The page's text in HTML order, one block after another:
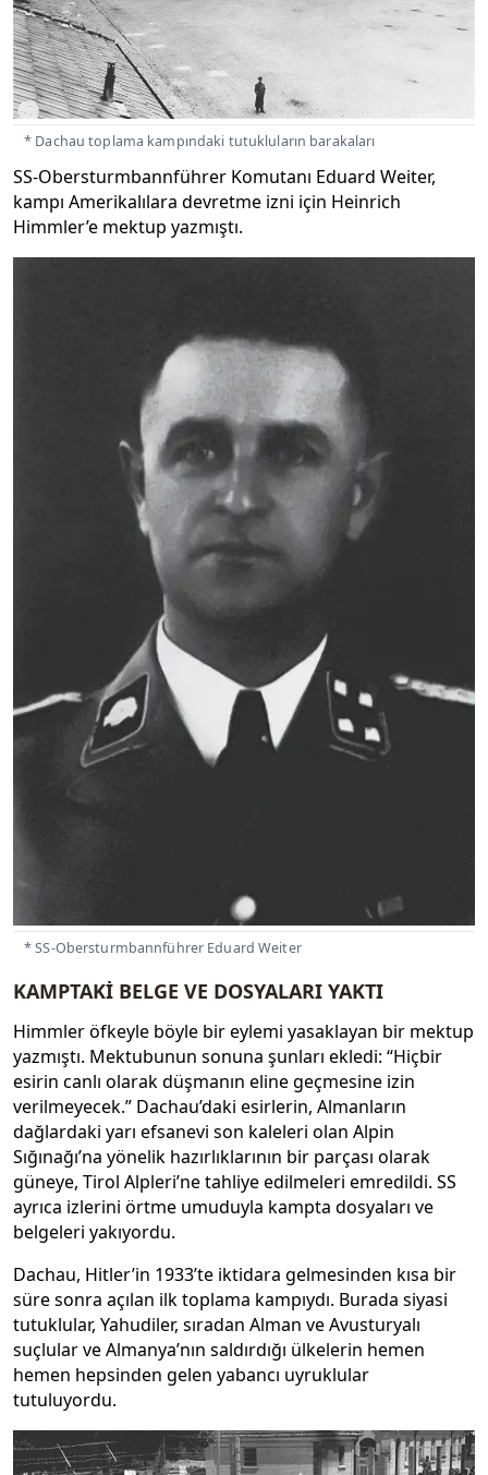
* Dachau toplama kampındaki tutukluların barakaları
SS-Obersturmbannführer Komutanı Eduard Weiter,
kampı Amerikalılara devretme izni için Heinrich
Himmler’e mektup yazmıştı.
* SS-Obersturmbannführer Eduard Weiter
KAMPTAKİ BELGE VE DOSYALARI YAKTI
Himmler öfkeyle böyle bir eylemi yasaklayan bir mektup
yazmıştı. Mektubunun sonuna şunları ekledi: “Hiçbir
esirin canlı olarak düşmanın eline geçmesine izin
verilmeyecek.” Dachau’daki esirlerin, Almanların
dağlardaki yarı efsanevi son kaleleri olan Alpin
Sığınağı’na yönelik hazırlıklarının bir parçası olarak
güneye, Tirol Alpleri’ne tahliye edilmeleri emredildi. SS
ayrıca izlerini örtme umuduyla kampta dosyaları ve
belgeleri yakıyordu.
Dachau, Hitler’in 1933’te iktidara gelmesinden kısa bir
süre sonra açılan ilk toplama kampıydı. Burada siyasi
tutuklular, Yahudiler, sıradan Alman ve Avusturyalı
suçlular ve Almanya’nın saldırdığı ülkelerin hemen
hemen hepsinden gelen yabancı uyruklular
tutuluyordu.